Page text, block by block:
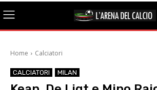
Home Calciatori
CALCIATORI MILAN